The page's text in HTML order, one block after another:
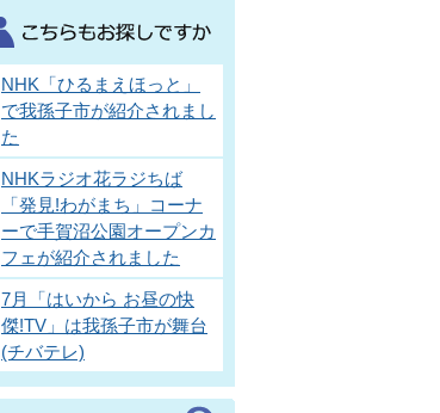
NHK「ひるまえほっと」
で我孫子市が紹介されまし
た
NHKラジオ花ラジちば
「発見!わがまち」コーナ
ーで手賀沼公園オープンカ
フェが紹介されました
7月「はいから お昼の快
傑!TV」は我孫子市が舞台
(チバテレ)